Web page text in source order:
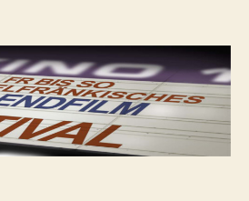
Cinecitta
Nürnberg